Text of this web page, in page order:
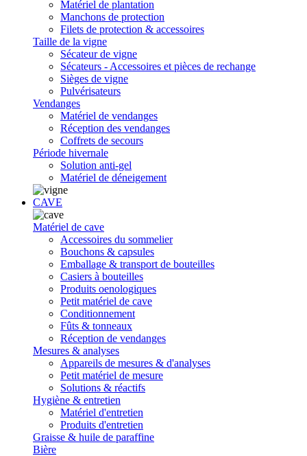
Matériel de plantation
Manchons de protection
Filets de protection & accessoires
Taille de la vigne
Sécateur de vigne
Sécateurs - Accessoires et pièces de rechange
Sièges de vigne
Pulvérisateurs
Vendanges
Matériel de vendanges
Réception des vendanges
Coffrets de secours
Période hivernale
Solution anti-gel
Matériel de déneigement
CAVE
Matériel de cave
Accessoires du sommelier
Bouchons & capsules
Emballage & transport de bouteilles
Casiers à bouteilles
Produits oenologiques
Petit matériel de cave
Conditionnement
Fûts & tonneaux
Réception de vendanges
Mesures & analyses
Appareils de mesures & d'analyses
Petit matériel de mesure
Solutions & réactifs
Hygiène & entretien
Matériel d'entretien
Produits d'entretien
Graisse & huile de paraffine
Bière